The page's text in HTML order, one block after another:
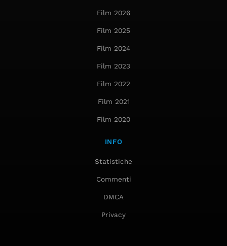
Film 2026
Film 2025
Film 2024
Film 2023
Film 2022
Film 2021
Film 2020
INFO
Statistiche
Commenti
DMCA
Privacy